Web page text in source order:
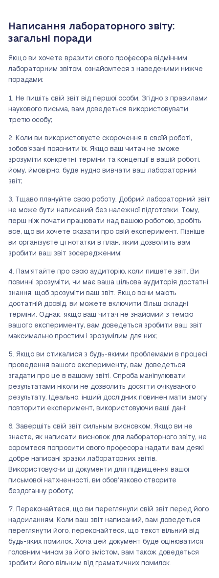
Написання лабораторного звіту:
загальні поради
Якщо ви хочете вразити свого професора відмінним
лабораторним звітом, ознайомтеся з наведеними нижче
порадами:
Не пишіть свій звіт від першої особи. Згідно з правилами
наукового письма, вам доведеться використовувати
третю особу;
Коли ви використовуєте скорочення в своїй роботі,
зобов’язані пояснити їх. Якщо ваш читач не зможе
зрозуміти конкретні терміни та концепції в вашій роботі,
йому, ймовірно, буде нудно вивчати ваш лабораторний
звіт;
Тщаво плануйте свою роботу. Добрий лабораторний звіт
не може бути написаний без належної підготовки. Тому,
перш ніж почати працювати над вашою роботою, зробіть
все, що ви хочете сказати про свій експеримент. Пізніше
ви організуєте ці нотатки в план, який дозволить вам
зробити ваш звіт зосередженим;
Пам’ятайте про свою аудиторію, коли пишете звіт. Ви
повинні зрозуміти, чи має ваша цільова аудиторія достатні
знання, щоб зрозуміти ваш звіт. Якщо вони мають
достатній досвід, ви можете включити більш складні
терміни. Однак, якщо ваш читач не знайомий з темою
вашого експерименту, вам доведеться зробити ваш звіт
максимально простим і зрозумілим для них;
Якщо ви стикалися з будь-якими проблемами в процесі
проведення вашого експерименту, вам доведеться
згадати про це в вашому звіті. Спроба маніпулювати
результатами ніколи не дозволить досягти очікуваного
результату. Ідеально, інший дослідник повинен мати змогу
повторити експеримент, використовуючи ваші дані;
Завершіть свій звіт сильным висновком. Якщо ви не
знаєте, як написати висновок для лабораторного звіту, не
соромтеся попросити свого професора надати вам деякі
добре написані зразки лабораторних звітів.
Використовуючи ці документи для підвищення вашої
письмової натхненності, ви обов’язково створите
бездоганну роботу;
Переконайтеся, що ви переглянули свій звіт перед його
надсиланням. Коли ваш звіт написаний, вам доведеться
переглянути його, переконайтеся, що текст вільний від
будь-яких помилок. Хоча цей документ буде оцінюватися
головним чином за його змістом, вам також доведеться
зробити його вільним від граматичних помилок.